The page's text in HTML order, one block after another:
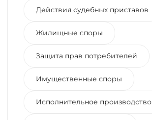
Действия судебных приставов
Жилищные споры
Защита прав потребителей
Имущественные споры
Исполнительное производство